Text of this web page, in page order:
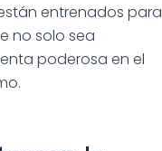
entrenados para
no solo sea
poderosa en el